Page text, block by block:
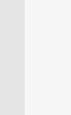
لرستان؛
لرستان/
به مالک
بازرسی و
واگذاری
حداکثر